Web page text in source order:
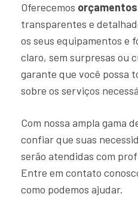
Oferecemos
transparentes e
os seus equipamentos e
claro, sem surpresas ou
garante que você possa
sobre os serviços
Com nossa ampla gama
confiar que suas
serão atendidas com
Entre em contato
como podemos ajudar.